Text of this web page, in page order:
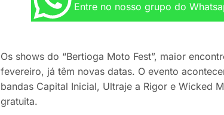
Entre no nosso grupo do
Os shows do “Bertioga Moto Fest”, maior
fevereiro, já têm novas datas. O evento
bandas Capital Inicial, Ultraje a Rigor e Wicked
gratuita.